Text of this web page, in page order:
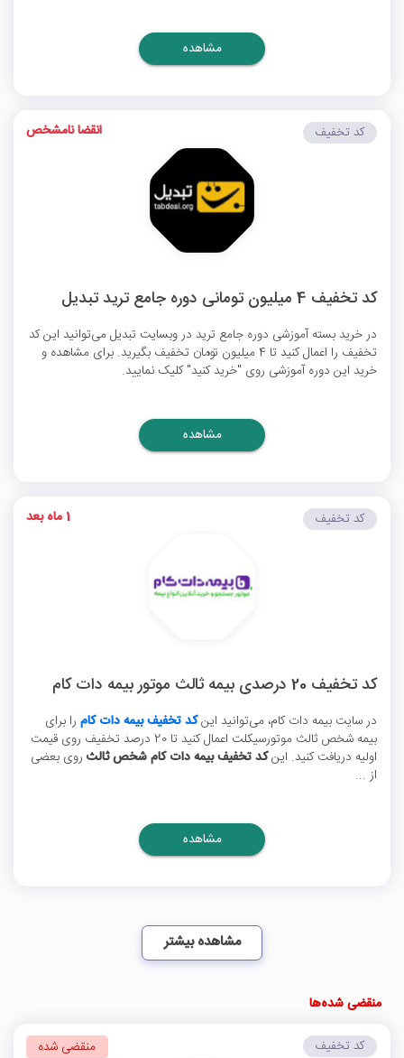
مشاهده
کد تخفیف 4 میلیون تومانی دوره جامع ترید تبدیل
در خرید بسته آموزشی دوره جامع ترید در وبسایت تبدیل می‌توانید این کد
تخفیف را اعمال کنید تا 4 میلیون تومان تخفیف بگیرید. برای مشاهده و
خرید این دوره آموزشی روی "خرید کنید" کلیک نمایید.
کد تخفیف انقضا نامشخص
مشاهده
کد تخفیف 20 درصدی بیمه ثالث موتور بیمه دات کام
در سایت بیمه دات کام، می‌توانید اینکد تخفیف بیمه دات کام را برای
بیمه شخص ثالث موتورسیکلت اعمال کنید تا 20 درصد تخفیف روی قیمت
اولیه دریافت کنید. اینکد تخفیف بیمه دات کام شخص ثالث روی بعضی
از ...
کد تخفیف 1 ماه بعد
مشاهده
مشاهده بیشتر
منقضی شده‌ها
کد تخفیف منقضی شده